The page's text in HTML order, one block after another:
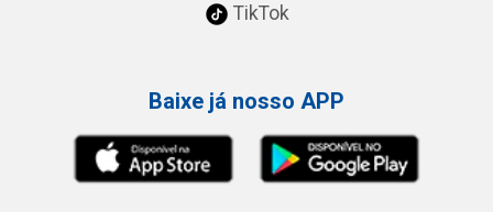
TikTok
Baixe já nosso APP